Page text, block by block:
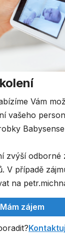
Vám
vašeho
zvýší odborné
V případě
na
Mám zájem